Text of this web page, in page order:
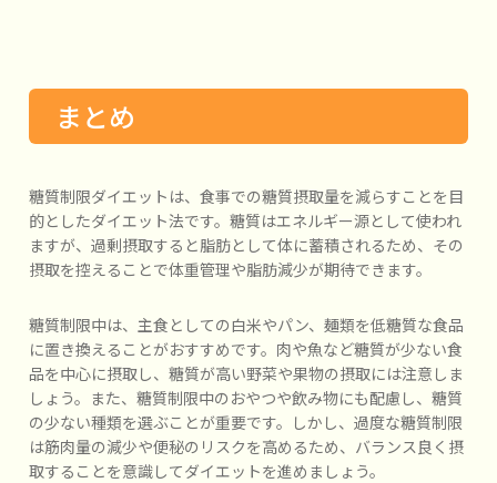
まとめ
糖質制限ダイエットは、食事での糖質摂取量を減らすことを目
的としたダイエット法です。糖質はエネルギー源として使われ
ますが、過剰摂取すると脂肪として体に蓄積されるため、その
摂取を控えることで体重管理や脂肪減少が期待できます。
糖質制限中は、主食としての白米やパン、麺類を低糖質な食品
に置き換えることがおすすめです。肉や魚など糖質が少ない食
品を中心に摂取し、糖質が高い野菜や果物の摂取には注意しま
しょう。また、糖質制限中のおやつや飲み物にも配慮し、糖質
の少ない種類を選ぶことが重要です。しかし、過度な糖質制限
は筋肉量の減少や便秘のリスクを高めるため、バランス良く摂
取することを意識してダイエットを進めましょう。